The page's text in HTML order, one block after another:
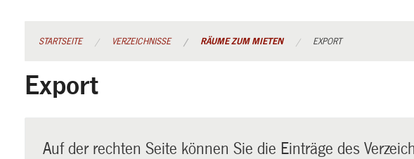
STARTSEITE VERZEICHNISSE RÄUME ZUM MIETEN EXPORT
Export
Auf der rechten Seite können Sie die Einträge des